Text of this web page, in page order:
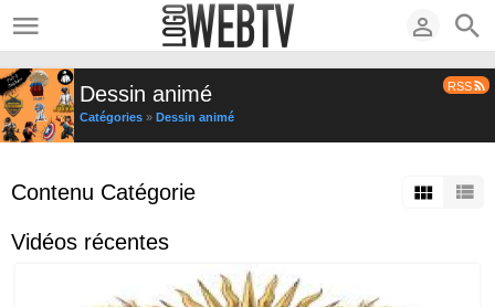
RSS
Dessin animé
Catégories » Dessin animé
Contenu Catégorie
Vidéos récentes